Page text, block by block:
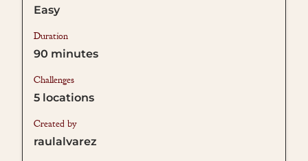
Easy
Duration
90 minutes
Challenges
5 locations
Created by
raulalvarez